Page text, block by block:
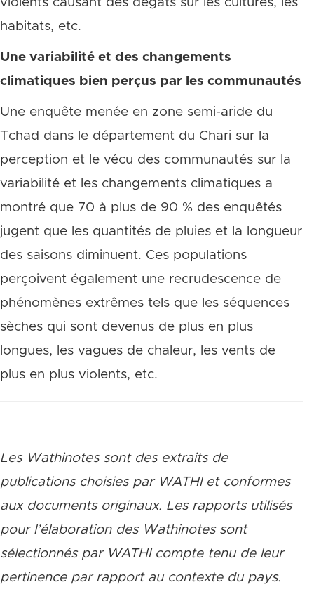
habitats, etc.
Une variabilité et des changements
climatiques bien perçus par les communautés
Une enquête menée en zone semi-aride du
Tchad dans le département du Chari sur la
perception et le vécu des communautés sur la
variabilité et les changements climatiques a
montré que 70 à plus de 90 % des enquêtés
jugent que les quantités de pluies et la longueur
des saisons diminuent. Ces populations
perçoivent également une recrudescence de
phénomènes extrêmes tels que les séquences
sèches qui sont devenus de plus en plus
longues, les vagues de chaleur, les vents de
plus en plus violents, etc.
Les Wathinotes sont des extraits de
publications choisies par WATHI et conformes
aux documents originaux. Les rapports utilisés
pour l’élaboration des Wathinotes sont
sélectionnés par WATHI compte tenu de leur
pertinence par rapport au contexte du pays.